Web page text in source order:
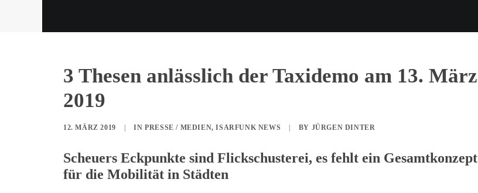
3 Thesen anlässlich der Taxidemo am 13. März
2019
12. MÄRZ 2019 INPRESSE / MEDIEN,ISARFUNK NEWS BY JÜRGEN DINTER
Scheuers Eckpunkte sind Flickschusterei, es fehlt ein Gesamtkonzept
für die Mobilität in Städten